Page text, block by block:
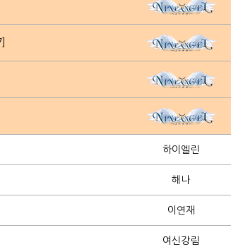
하이엘린
해나
이연재
여신강림